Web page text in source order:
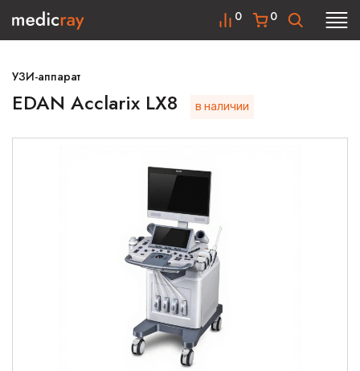
0
0
УЗИ-аппарат
EDAN Acclarix LX8 в наличии